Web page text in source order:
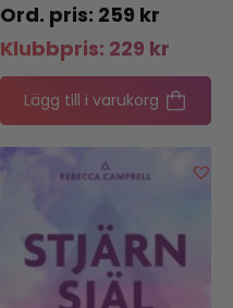
259 kr
Klubbpris: 229 kr
Lägg till i varukorg